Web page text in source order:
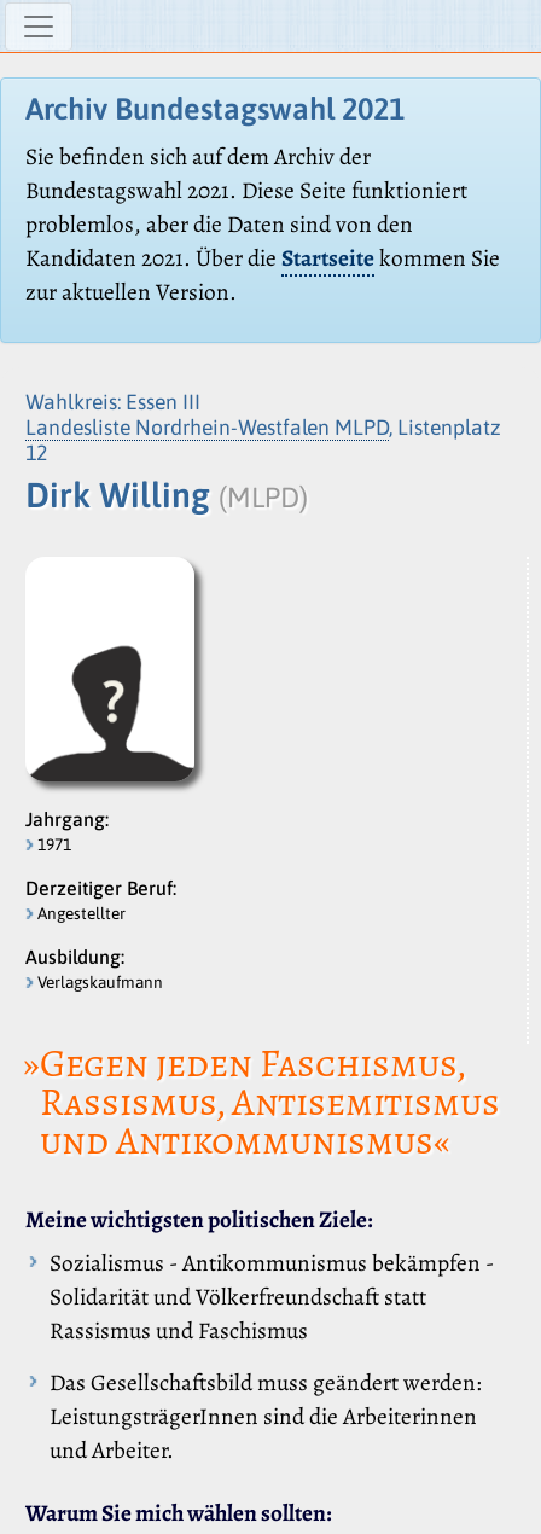
Archiv Bundestagswahl 2021
Sie befinden sich auf dem Archiv der
Bundestagswahl 2021. Diese Seite funktioniert
problemlos, aber die Daten sind von den
Kandidaten 2021. Über dieStartseitekommen Sie
zur aktuellen Version.
Wahlkreis: Essen III
Landesliste Nordrhein-Westfalen MLPD, Listenplatz
12
Dirk Willing (MLPD)
Jahrgang:
1971
Derzeitiger Beruf:
Angestellter
Ausbildung:
Verlagskaufmann
»Gegen jeden Faschismus,
Rassismus, Antisemitismus
und Antikommunismus«
Meine wichtigsten politischen Ziele:
Sozialismus - Antikommunismus bekämpfen -
Solidarität und Völkerfreundschaft statt
Rassismus und Faschismus
Das Gesellschaftsbild muss geändert werden:
LeistungsträgerInnen sind die Arbeiterinnen
und Arbeiter.
Warum Sie mich wählen sollten: